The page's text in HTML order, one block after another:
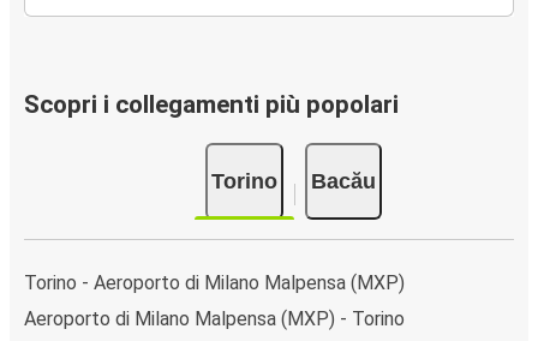
Scopri i collegamenti più popolari
Torino Bacău
Torino - Aeroporto di Milano Malpensa (MXP)
Aeroporto di Milano Malpensa (MXP) - Torino